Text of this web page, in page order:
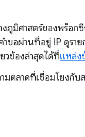
ภูมิศาสตร์ของพร็อก
ขอผ่านที่อยู่ IP ดูราย
วข้องล่าสุดได้ที่แหล่ง
มตลาดที่เชื่อมโยงกับ